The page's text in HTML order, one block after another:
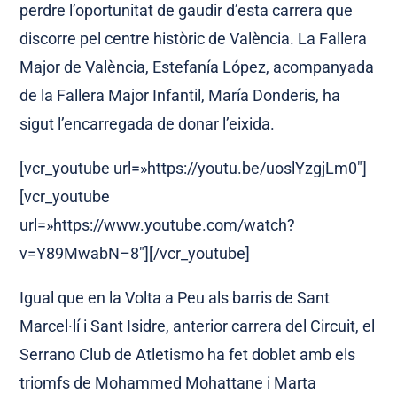
perdre l’oportunitat de gaudir d’esta carrera que
discorre pel centre històric de València. La Fallera
Major de València, Estefanía López, acompanyada
de la Fallera Major Infantil, María Donderis, ha
sigut l’encarregada de donar l’eixida.
[vcr_youtube url=»https://youtu.be/uoslYzgjLm0″]
[vcr_youtube
url=»https://www.youtube.com/watch?
v=Y89MwabN–8″][/vcr_youtube]
Igual que en la Volta a Peu als barris de Sant
Marcel·lí i Sant Isidre, anterior carrera del Circuit, el
Serrano Club de Atletismo ha fet doblet amb els
triomfs de Mohammed Mohattane i Marta